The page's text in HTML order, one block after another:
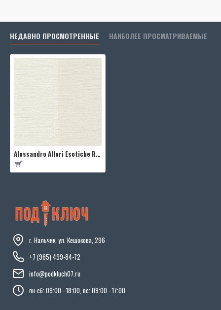
НЕДАВНО ПРОСМОТРЕННЫЕ НАИБОЛЕЕ ПРОСМАТРИВАЕМЫЕ
Alessandro Allori Esotiche RJC5010-2
г. Нальчик, ул. Кешокова, 296
+7 (965) 499-84-72
info@podkluch07.ru
пн-сб: 09:00 - 18:00, вс: 09:00 - 17:00